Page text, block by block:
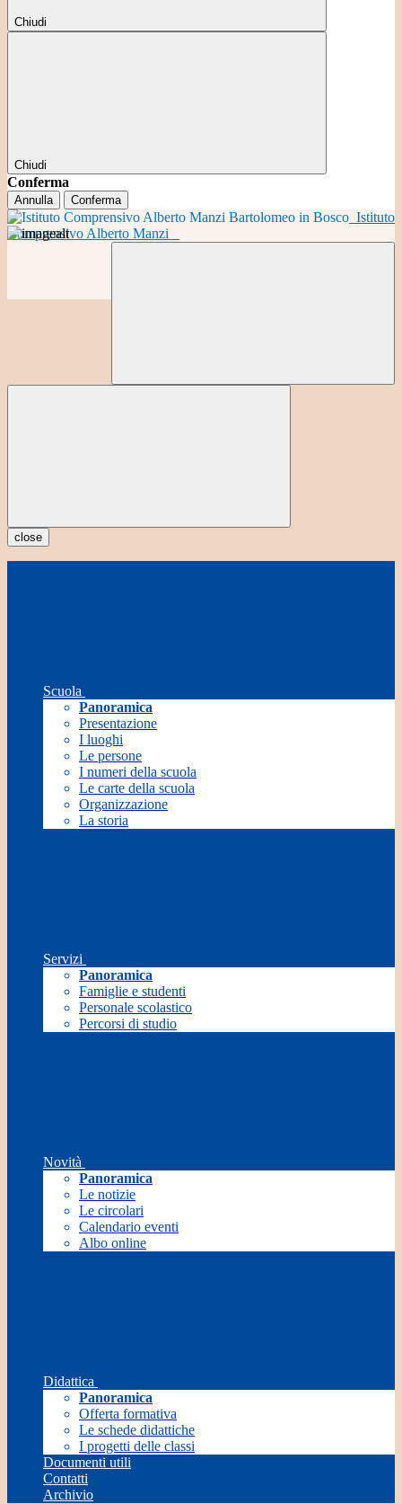
Chiudi
Chiudi
Conferma
Annulla Conferma
Istituto
Comprensivo Alberto Manzi
close
Scuola
Panoramica
Presentazione
I luoghi
Le persone
I numeri della scuola
Le carte della scuola
Organizzazione
La storia
Servizi
Panoramica
Famiglie e studenti
Personale scolastico
Percorsi di studio
Novità
Panoramica
Le notizie
Le circolari
Calendario eventi
Albo online
Didattica
Panoramica
Offerta formativa
Le schede didattiche
I progetti delle classi
Documenti utili
Contatti
Archivio